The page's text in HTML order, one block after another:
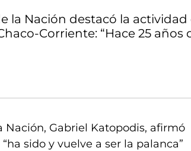
la Nación destacó la
Corriente: “Hace 25
Nación, Gabriel Katopodis, afirmó
sido y vuelve a ser la palanca”